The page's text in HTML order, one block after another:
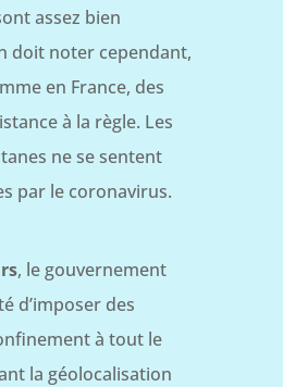
assez bien
doit noter cependant,
en France, des
à la règle. Les
ne se sentent
par le coronavirus.
, le gouvernement
d’imposer des
à tout le
la géolocalisation